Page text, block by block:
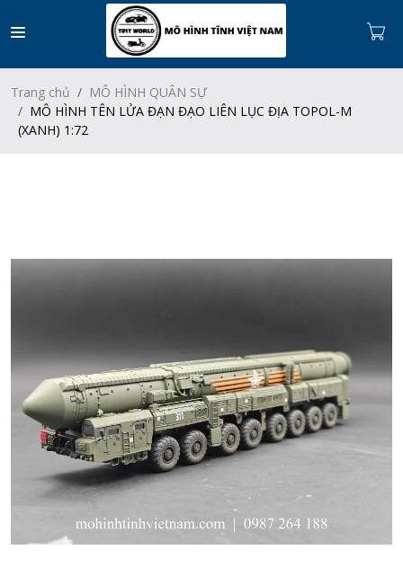
Trang chủ
MÔ HÌNH QUÂN SỰ
MÔ HÌNH TÊN LỬA ĐẠN ĐẠO LIÊN LỤC ĐỊA TOPOL-M
(XANH) 1:72